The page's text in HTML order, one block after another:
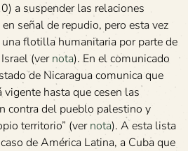
a suspender las relaciones
señal de repudio, pero esta vez
flotilla humanitaria por parte de
(vernota). En el comunicado
de Nicaragua comunica que
hasta que cesen las
contra del pueblo palestino y
territorio” (vernota). A esta lista
de América Latina, a Cuba que